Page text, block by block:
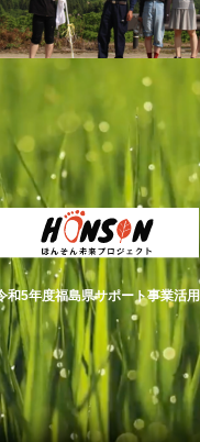
和5年度福島県サポート事業活用